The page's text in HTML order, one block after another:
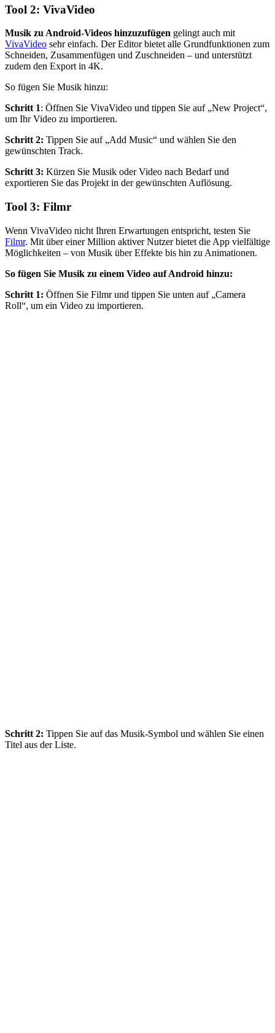
Tool 2: VivaVideo
Musik zu Android‑Videos hinzuzufügen gelingt auch mit
VivaVideo sehr einfach. Der Editor bietet alle Grundfunktionen zum
Schneiden, Zusammenfügen und Zuschneiden – und unterstützt
zudem den Export in 4K.
So fügen Sie Musik hinzu:
Schritt 1: Öffnen Sie VivaVideo und tippen Sie auf „New Project“,
um Ihr Video zu importieren.
Schritt 2: Tippen Sie auf „Add Music“ und wählen Sie den
gewünschten Track.
Schritt 3: Kürzen Sie Musik oder Video nach Bedarf und
exportieren Sie das Projekt in der gewünschten Auflösung.
Tool 3: Filmr
Wenn VivaVideo nicht Ihren Erwartungen entspricht, testen Sie
Filmr. Mit über einer Million aktiver Nutzer bietet die App vielfältige
Möglichkeiten – von Musik über Effekte bis hin zu Animationen.
So fügen Sie Musik zu einem Video auf Android hinzu:
Schritt 1: Öffnen Sie Filmr und tippen Sie unten auf „Camera
Roll“, um ein Video zu importieren.
Schritt 2: Tippen Sie auf das Musik‑Symbol und wählen Sie einen
Titel aus der Liste.